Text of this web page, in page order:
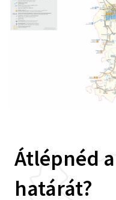
Átlépnéd
határát?